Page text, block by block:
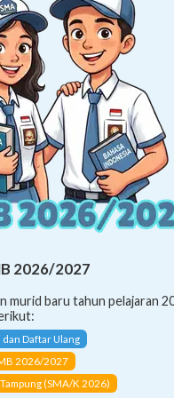
2026/2027
murid baru tahun pelajaran
Daftar Ulang
2026/2027
(SMA/K 2026)